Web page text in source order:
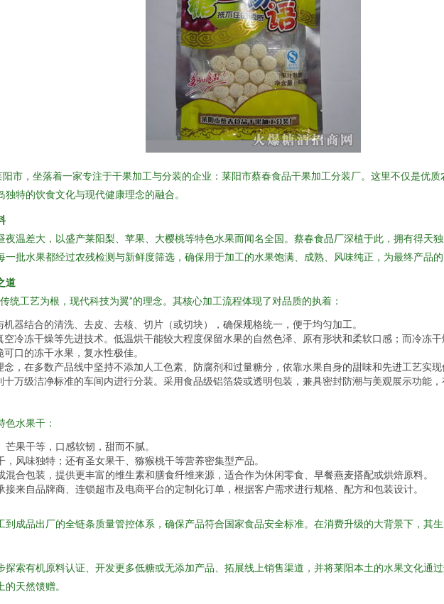
市，坐落着一家专注于干果加工与分装的企业：莱阳市蔡春食品干果加工分装厂。这里不仅是优质
特的饮食文化与现代健康理念的融合。
温差大，以盛产莱阳梨、苹果、大樱桃等特色水果而闻名全国。蔡春食品厂深植于此，拥有得天
批水果都经过农残检测与新鲜度筛选，确保用于加工的水果饱满、成熟、风味纯正，为最终产品的
道
统工艺为根，现代科技为翼”的理念。其核心加工流程体现了对品质的执着：
机器结合的清洗、去皮、去核、切片（或切块），确保规格统一，便于均匀加工。
空冷冻干燥等先进技术。低温烘干能较大程度保留水果的自然色泽、原有形状和柔软口感；而冷冻
口的冻干水果，复水性极佳。
念，在多数产品线中坚持不添加人工色素、防腐剂和过量糖分，依靠水果自身的甜味和先进工艺实现
十万级洁净标准的车间内进行分装。采用食品级铝箔袋或透明包装，兼具密封防潮与美观展示功能，
水果干：
果干等，口感软韧，甜而不腻。
，风味独特；还有圣女果干、猕猴桃干等营养密集型产品。
混合包装，提供更丰富的维生素和膳食纤维来源，适合作为休闲零食、早餐燕麦搭配或烘焙原料。
接来自品牌商、连锁超市及电商平台的定制化订单，根据客户需求进行规格、配方和包装设计。
成品出厂的全链条质量管控体系，确保产品符合国家食品安全标准。在消费升级的大背景下，其
索有机原料认证、开发更多低糖或无添加产品、拓展线上销售渠道，并将莱阳本土的水果文化通
天然馈赠。